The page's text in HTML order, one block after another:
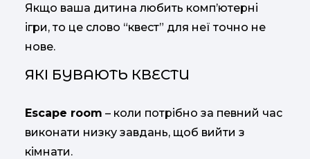
Якщо ваша дитина любить комп’ютерні
ігри, то це слово “квест” для неї точно не
нове.
ЯКІ БУВАЮТЬ КВЕСТИ
Escape room – коли потрібно за певний час
виконати низку завдань, щоб вийти з
кімнати.